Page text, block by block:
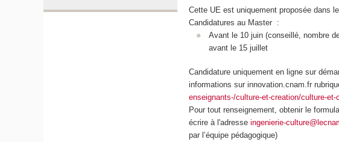
Cette UE est uniquement proposée dans
Candidatures au Master :
Avant le 10 juin (conseillé, nombre
avant le 15 juillet
Candidature uniquement en ligne sur
informations sur innovation.cnam.fr
enseignants-/culture-et-creation/culture-
Pour tout renseignement, obtenir le
écrire à l'adresseingenierie-
par l’équipe pédagogique)